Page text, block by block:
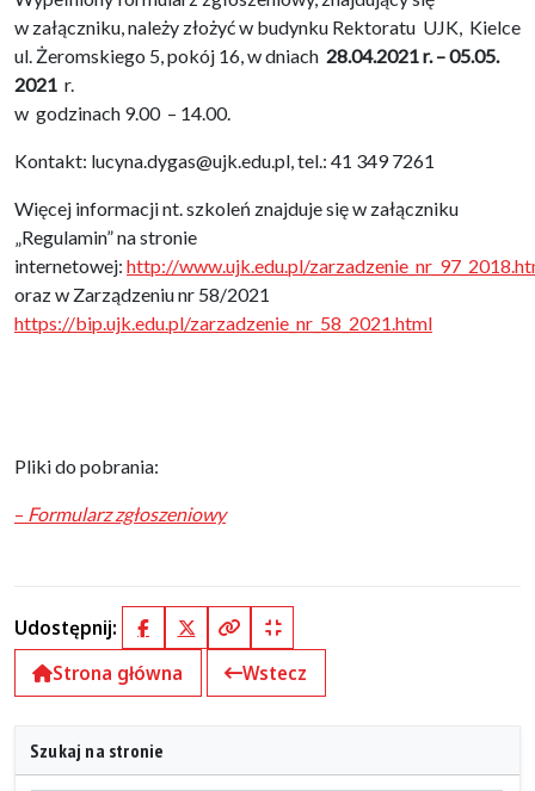
w załączniku, należy złożyć w budynku Rektoratu UJK, Kielce
ul. Żeromskiego 5, pokój 16, w dniach 28.04.2021 r. – 05.05.
2021 r.
w godzinach 9.00 – 14.00.
Kontakt: lucyna.dygas@ujk.edu.pl, tel.: 41 349 7261
Więcej informacji nt. szkoleń znajduje się w załączniku
„Regulamin” na stronie
internetowej: http://www.ujk.edu.pl/
oraz w Zarządzeniu nr 58/2021
https://bip.ujk.edu.pl/zarzadzenie_nr_58_2021.html
Pliki do pobrania:
– Formularz zgłoszeniowy
Udostępnij: FacebookX (Twitter)
Kopiuj pełny link
Kopiuj krótki link
Strona główna
Wstecz
Szukaj na stronie